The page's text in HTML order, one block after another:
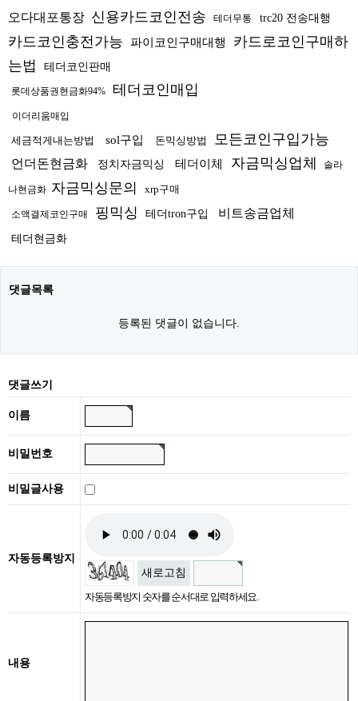
오다대포통장 신용카드코인전송 테더무통 trc20 전송대행
카드코인충전가능 파이코인구매대행
카드로코인구매하
는법
테더코인판매
롯데상품권현금화94% 테더코인매입
이더리움매입
세금적게내는방법 sol구입 돈믹싱방법 모든코인구입가능
언더돈현금화 정치자금믹싱 테더이체 자금믹싱업체 솔라
나현금화 자금믹싱문의 xrp구매
소액결제코인구매 핑믹싱 테더tron구입 비트송금업체
테더현금화
댓글목록
등록된 댓글이 없습니다.
댓글쓰기
이름
비밀번호
비밀글사용
자동등록방지
새로고침
자동등록방지 숫자를 순서대로 입력하세요.
내용